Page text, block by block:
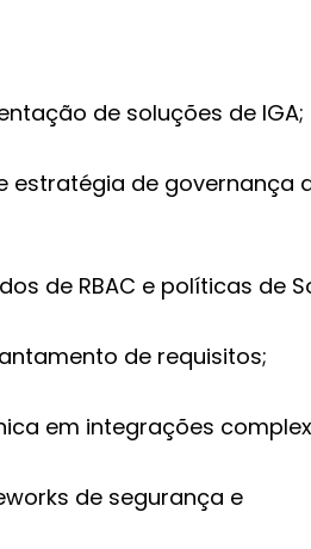
de soluções de IGA;
estratégia de governança
de RBAC e políticas de
de requisitos;
em integrações
de segurança e